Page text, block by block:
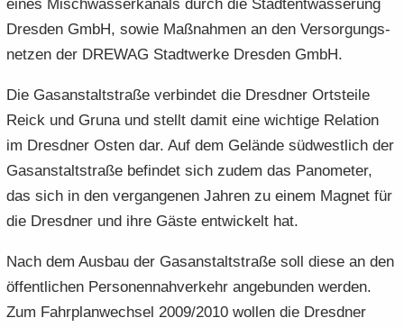
eines Misch­was­ser­ka­nals durch die Stadt­ent­wäs­se­rung
Dres­den GmbH, sowie Maß­nah­men an den Ver­sor­gungs­
net­zen der DRE­WAG Stadt­wer­ke Dres­den GmbH.
Die Gas­an­stalt­stra­ße ver­bin­det die Dresd­ner Orts­tei­le
Reick und Gruna und stellt damit eine wich­ti­ge Re­la­ti­on
im Dresd­ner Osten dar. Auf dem Ge­län­de süd­west­lich der
Gas­an­stalt­stra­ße be­fin­det sich zudem das Pano­me­ter,
das sich in den ver­gan­ge­nen Jah­ren zu einem Ma­gnet für
die Dresd­ner und ihre Gäste ent­wi­ckelt hat.
Nach dem Aus­bau der Gas­an­stalt­stra­ße soll diese an den
öf­fent­li­chen Per­so­nen­nah­ver­kehr an­ge­bun­den wer­den.
Zum Fahr­plan­wech­sel 2009/2010 wol­len die Dresd­ner